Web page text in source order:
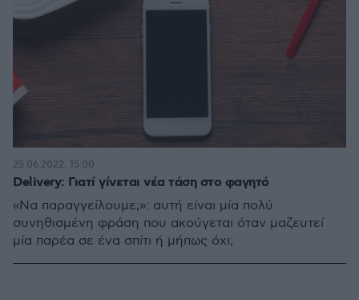
Delivery: Γιατί γίνεται νέα τάση στο φαγητό
«Να παραγγείλουμε;»: αυτή είναι μία πολύ
συνηθισμένη φράση που ακούγεται όταν μαζευτεί
μία παρέα σε ένα σπίτι ή μήπως όχι;
25.06.2022, 15:00